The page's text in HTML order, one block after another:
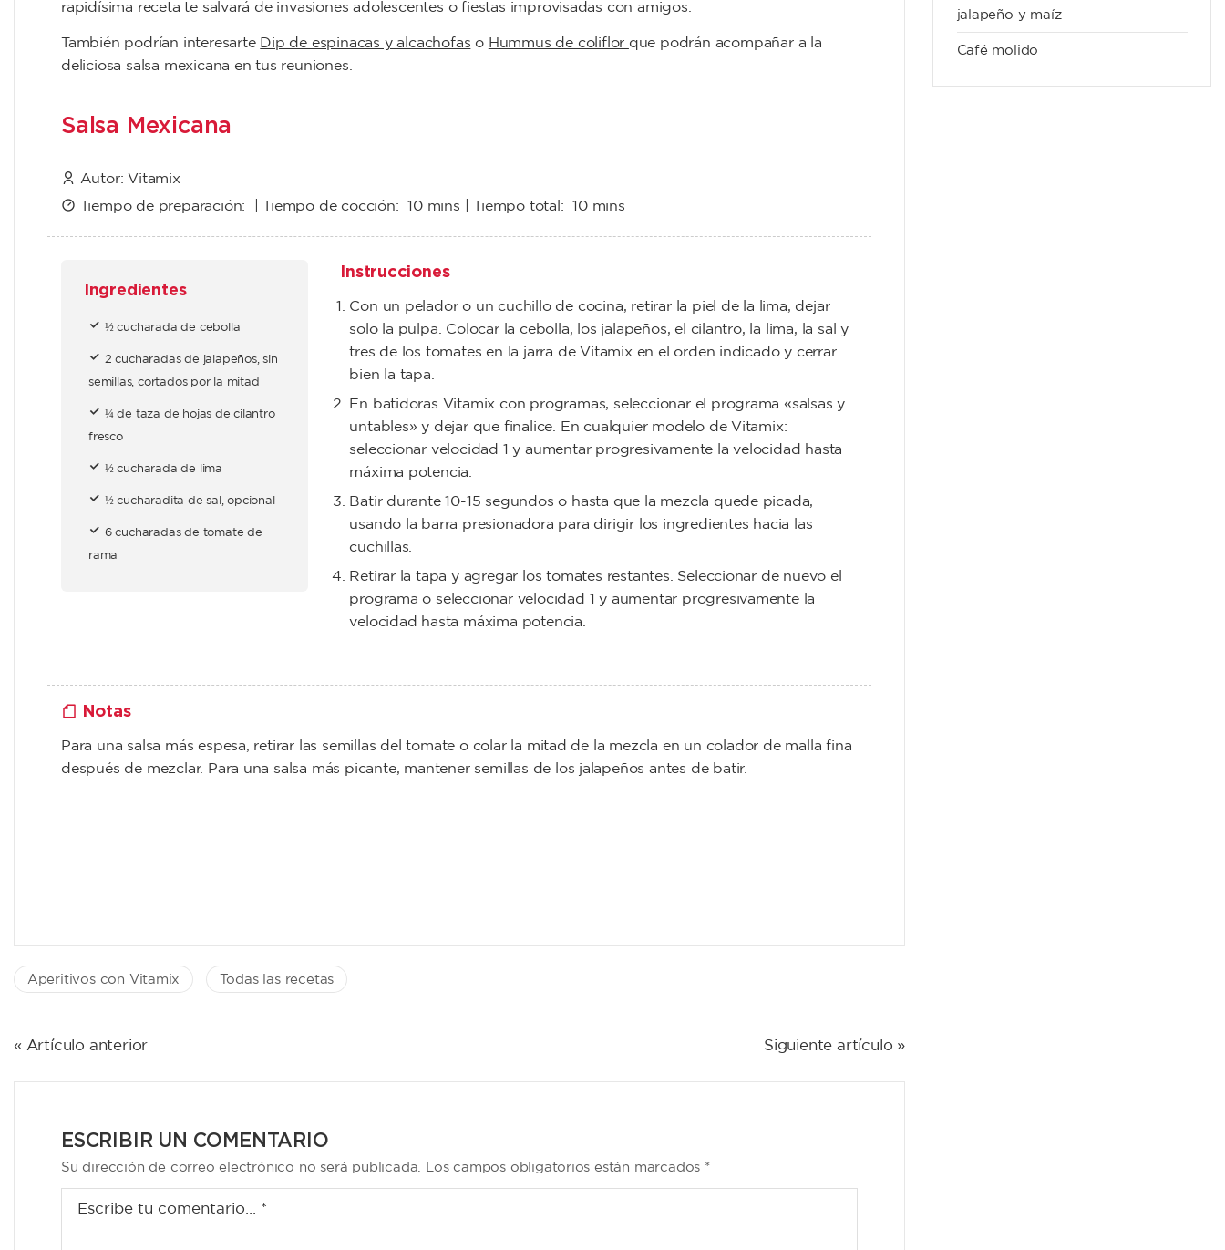
rapidísima receta te salvará de invasiones adolescentes o fiestas improvisadas con amigos.
También podrían interesarte Dip de espinacas y alcachofas o Hummus de coliflor que podrán acompañar a la
deliciosa salsa mexicana en tus reuniones.
Salsa Mexicana
Autor: Vitamix
Tiempo de preparación: | Tiempo de cocción:10 mins | Tiempo total:10 mins
Ingredientes
½ cucharada de cebolla
2 cucharadas de jalapeños, sin
semillas, cortados por la mitad
¼ de taza de hojas de cilantro
fresco
½ cucharada de lima
½ cucharadita de sal, opcional
6 cucharadas de tomate de
rama
Instrucciones
Con un pelador o un cuchillo de cocina, retirar la piel de la lima, dejar
solo la pulpa. Colocar la cebolla, los jalapeños, el cilantro, la lima, la sal y
tres de los tomates en la jarra de Vitamix en el orden indicado y cerrar
bien la tapa.
En batidoras Vitamix con programas, seleccionar el programa «salsas y
untables» y dejar que finalice. En cualquier modelo de Vitamix:
seleccionar velocidad 1 y aumentar progresivamente la velocidad hasta
máxima potencia.
Batir durante 10-15 segundos o hasta que la mezcla quede picada,
usando la barra presionadora para dirigir los ingredientes hacia las
cuchillas.
Retirar la tapa y agregar los tomates restantes. Seleccionar de nuevo el
programa o seleccionar velocidad 1 y aumentar progresivamente la
velocidad hasta máxima potencia.
Notas
Para una salsa más espesa, retirar las semillas del tomate o colar la mitad de la mezcla en un colador de malla fina
después de mezclar. Para una salsa más picante, mantener semillas de los jalapeños antes de batir.
Aperitivos con Vitamix Todas las recetas
NAVEGACIÓN
« Artículo anterior Siguiente artículo »
ESCRIBIR UN COMENTARIO
Su dirección de correo electrónico no será publicada. Los campos obligatorios están marcados *
jalapeño y maíz
Café molido